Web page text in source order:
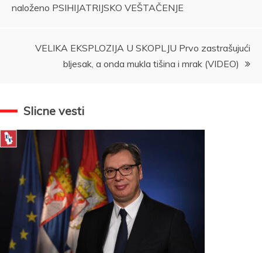
naloženo PSIHIJATRIJSKO VEŠTAČENJE
VELIKA EKSPLOZIJA U SKOPLJU Prvo zastrašujući
bljesak, a onda mukla tišina i mrak (VIDEO)
Slicne vesti